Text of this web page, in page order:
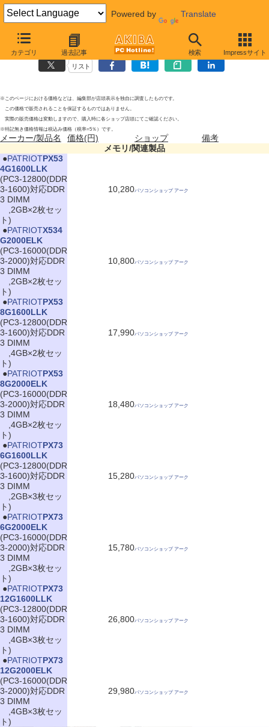
Powered by Translate
カテゴリ 過去記事 検索 Impressサイト
メモリ/関連製品の新製品2010年11月13日号
リスト
※このページにおける価格などは、編集部が店頭表示を独自に調査したものです。
この価格で販売されることを保証するものではありません。
実際の販売価格は変動しますので、購入時に各ショップ店頭にてご確認ください。
※特記無き価格情報は税込み価格（税率=5％）です。
メーカー/製品名 価格(円) ショップ
備考
メモリ/関連製品
●PATRIOTPX53
4G1600LLK
(PC3-12800(DDR
3-1600)対応DDR
3 DIMM
,2GB×2枚セッ
ト)
10,280パソコンショップ アーク
●PATRIOTX534
G2000ELK
(PC3-16000(DDR
3-2000)対応DDR
3 DIMM
,2GB×2枚セッ
ト)
10,800パソコンショップ アーク
●PATRIOTPX53
8G1600LLK
(PC3-12800(DDR
3-1600)対応DDR
3 DIMM
,4GB×2枚セッ
ト)
17,990パソコンショップ アーク
●PATRIOTPX53
8G2000ELK
(PC3-16000(DDR
3-2000)対応DDR
3 DIMM
,4GB×2枚セッ
ト)
18,480パソコンショップ アーク
●PATRIOTPX73
6G1600LLK
(PC3-12800(DDR
3-1600)対応DDR
3 DIMM
,2GB×3枚セッ
ト)
15,280パソコンショップ アーク
●PATRIOTPX73
6G2000ELK
(PC3-16000(DDR
3-2000)対応DDR
3 DIMM
,2GB×3枚セッ
ト)
15,780パソコンショップ アーク
●PATRIOTPX73
12G1600LLK
(PC3-12800(DDR
3-1600)対応DDR
3 DIMM
,4GB×3枚セッ
ト)
26,800パソコンショップ アーク
●PATRIOTPX73
12G2000ELK
(PC3-16000(DDR
3-2000)対応DDR
3 DIMM
,4GB×3枚セッ
ト)
29,980パソコンショップ アーク